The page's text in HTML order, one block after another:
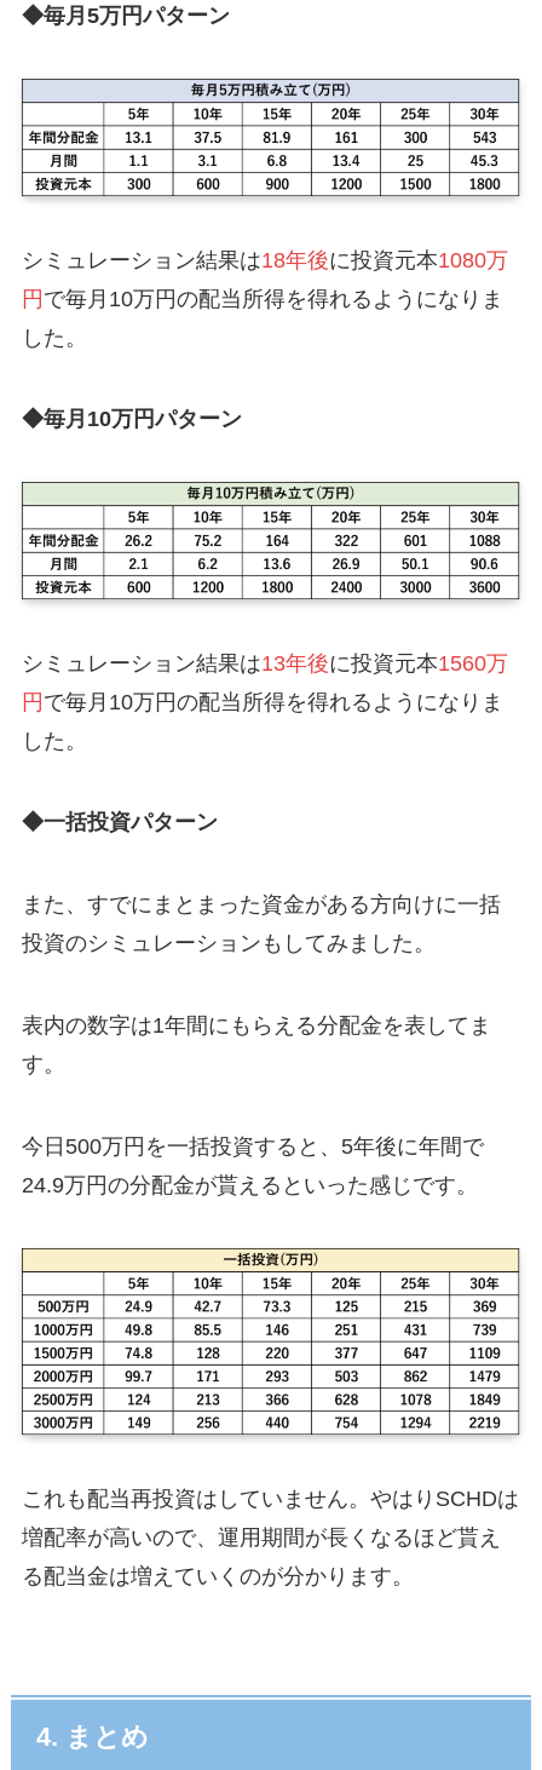
◆毎月5万円パターン
シミュレーション結果は18年後に投資元本1080万
円で毎月10万円の配当所得を得れるようになりま
した。
◆毎月10万円パターン
シミュレーション結果は13年後に投資元本1560万
円で毎月10万円の配当所得を得れるようになりま
した。
◆一括投資パターン
また、すでにまとまった資金がある方向けに一括
投資のシミュレーションもしてみました。
表内の数字は1年間にもらえる分配金を表してま
す。
今日500万円を一括投資すると、5年後に年間で
24.9万円の分配金が貰えるといった感じです。
これも配当再投資はしていません。やはりSCHDは
増配率が高いので、運用期間が長くなるほど貰え
る配当金は増えていくのが分かります。
4. まとめ